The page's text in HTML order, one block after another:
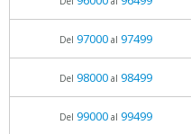
Del 97000al 97499
Del 98000al 98499
Del 99000al 99499